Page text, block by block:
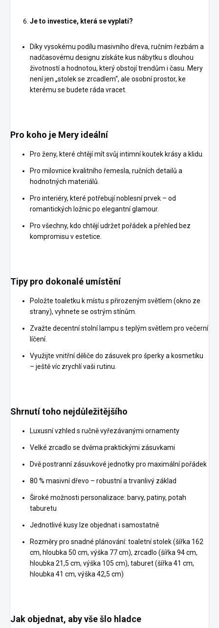
Je to investice, která se vyplatí?
Díky vysokému podílu masivního dřeva, ručním řezbám a
nadčasovému designu získáte kus nábytku s dlouhou
životností a hodnotou, který obstojí trendům i času. Mery
není jen „stolek se zrcadlem“, ale osobní prostor, ke
kterému se budete ráda vracet.
Pro koho je Mery ideální
Pro ženy, které chtějí mít svůj intimní koutek krásy a klidu.
Pro milovnice kvalitního řemesla, ručních detailů a
hodnotných materiálů.
Pro interiéry, které potřebují noblesní prvek – od
romantických ložnic po elegantní glamour.
Pro všechny, kdo chtějí udržet pořádek a přehled bez
kompromisu v estetice.
Tipy pro dokonalé umístění
Položte toaletku k místu s přirozeným světlem (okno ze
strany), vyhnete se ostrým stínům.
Zvažte decentní stolní lampu s teplým světlem pro večerní
líčení.
Využijte vnitřní děliče do zásuvek pro šperky a kosmetiku
– ještě víc zrychlí vaši rutinu.
Shrnutí toho nejdůležitějšího
Luxusní vzhled s ručně vyřezávanými ornamenty
Velké zrcadlo se dvěma praktickými zásuvkami
Dvě postranní zásuvkové jednotky pro maximální pořádek
80 % masivní dřevo – robustní a trvanlivý základ
Široké možnosti personalizace: barvy, patiny, potah
taburetu
Jednotlivé kusy lze objednat i samostatně
Rozměry pro snadné plánování: toaletní stolek (šířka 162
cm, hloubka 50 cm, výška 77 cm), zrcadlo (šířka 94 cm,
hloubka 21,5 cm, výška 105 cm), taburet (šířka 41 cm,
hloubka 41 cm, výška 42,5 cm)
Jak objednat, aby vše šlo hladce